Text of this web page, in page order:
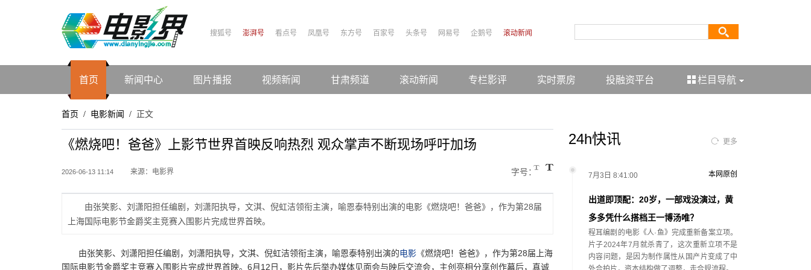
搜狐号 澎湃号 看点号 凤凰号 东方号 百家号 头条号 网易号 企鹅号 滚动新闻
首页 新闻中心 图片播报 视频新闻 甘肃频道 滚动新闻 专栏影评 实时票房 投融资平台 栏目导航
首页 / 电影新闻 / 正文
《燃烧吧！爸爸》上影节世界首映反响热烈 观众掌声不断现场呼吁加场
2026-06-13 11:14 来源：电影界 字号：
由张笑影、刘潇阳担任编剧，刘潇阳执导，文淇、倪虹洁领衔主演，喻恩泰特别出演的电影《燃烧吧！爸爸》，作为第28届
上海国际电影节金爵奖主竞赛入围影片完成世界首映。
由张笑影、刘潇阳担任编剧，刘潇阳执导，文淇、倪虹洁领衔主演，喻恩泰特别出演的电影 《燃烧吧！爸爸》，作为第28届上海
国际电影节金爵奖主竞赛入围影片完成世界首映。6月12日，影片先后举办媒体见面会与映后交流会，主创亮相分享创作幕后，真诚
24h快讯 更多
7月3日 8:41:00
出道即顶配：20岁，一部戏没演过，黄
多多凭什么搭档王一博汤唯？
程耳编剧的电影《人·鱼》完成重新备案立项。
片子2024年7月就杀青了，这次重新立项不是
内容问题，是因为制作属性从国产片变成了中
本网原创